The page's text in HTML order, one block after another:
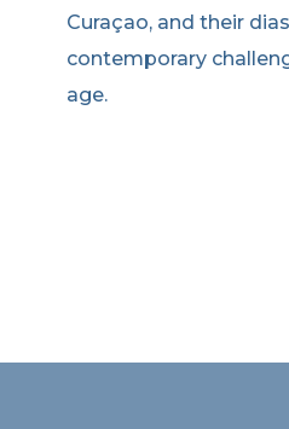
Curaçao, and their
contemporary
age.